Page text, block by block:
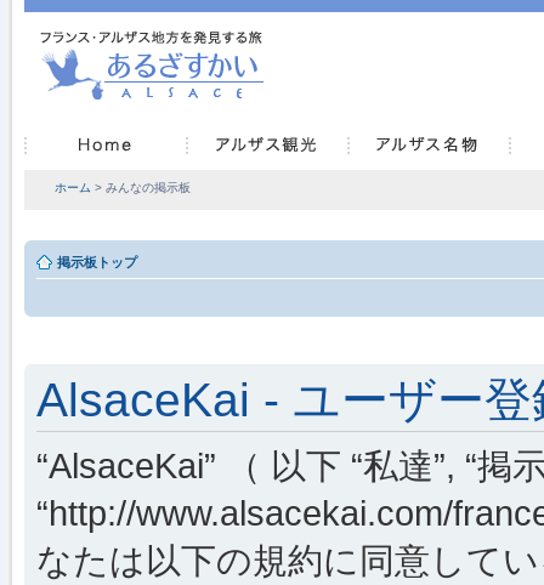
ホーム > みんなの掲示板
掲示板トップ
AlsaceKai - ユーザー登
“AlsaceKai” （ 以下 “私達”, “掲
“http://www.alsacekai.com/
なたは以下の規約に同意して